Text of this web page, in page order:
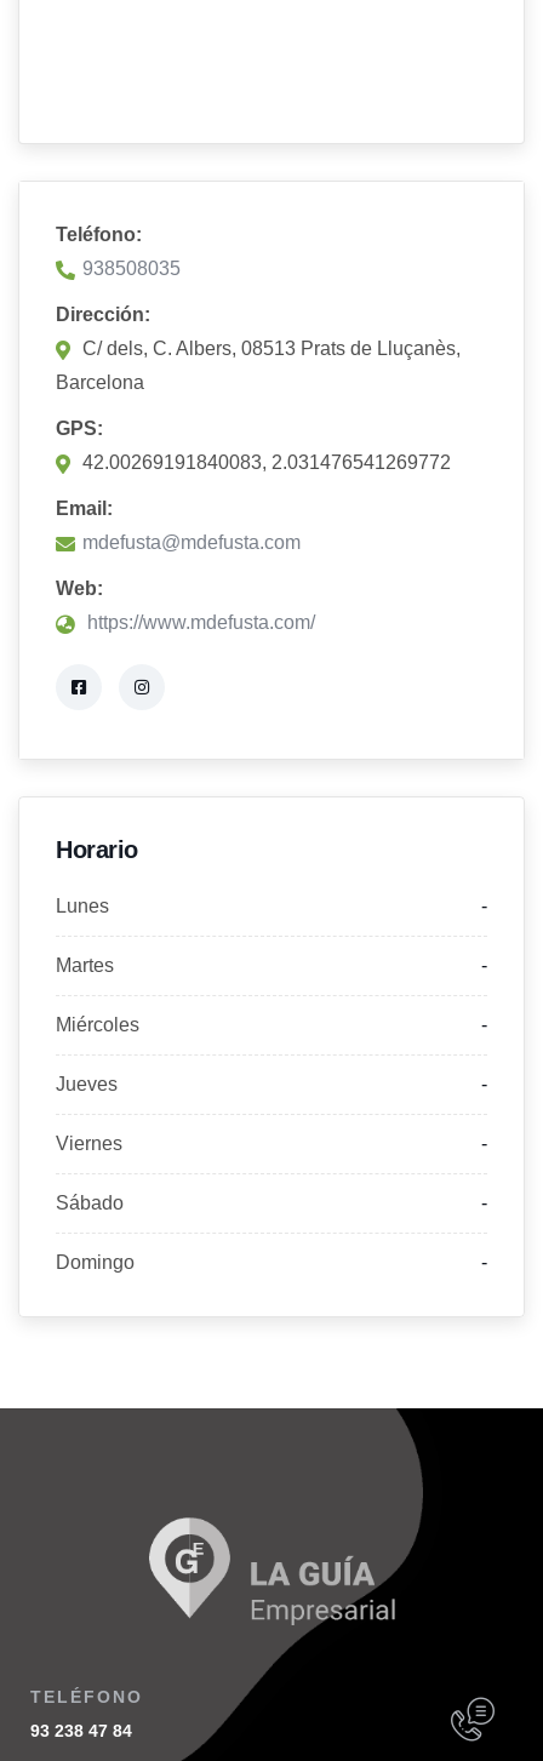
Teléfono:
938508035
Dirección:
C/ dels, C. Albers, 08513 Prats de Lluçanès,
Barcelona
GPS:
42.00269191840083, 2.031476541269772
Email:
mdefusta@mdefusta.com
Web:
https://www.mdefusta.com/
Horario
Lunes -
Martes -
Miércoles -
Jueves -
Viernes -
Sábado -
Domingo -
TELÉFONO
93 238 47 84